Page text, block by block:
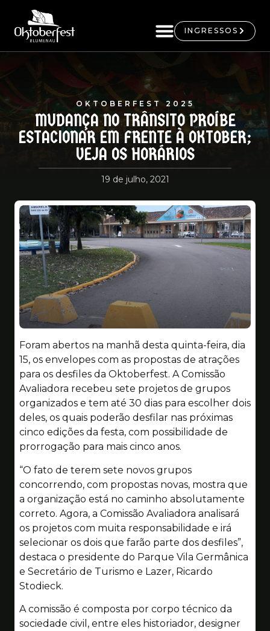
INGRESSOS
OKTOBERFEST 2025
MUDANÇA NO TRÂNSITO PROÍBE
ESTACIONAR EM FRENTE À OKTOBER;
VEJA OS HORÁRIOS
19 de julho, 2021
Foram abertos na manhã desta quinta-feira, dia
15, os envelopes com as propostas de atrações
para os desfiles da Oktoberfest. A Comissão
Avaliadora recebeu sete projetos de grupos
organizados e tem até 30 dias para escolher dois
deles, os quais poderão desfilar nas próximas
cinco edições da festa, com possibilidade de
prorrogação para mais cinco anos.
“O fato de terem sete novos grupos
concorrendo, com propostas novas, mostra que
a organização está no caminho absolutamente
correto. Agora, a Comissão Avaliadora analisará
os projetos com muita responsabilidade e irá
selecionar os dois que farão parte dos desfiles”,
destaca o presidente do Parque Vila Germânica
e Secretário de Turismo e Lazer, Ricardo
Stodieck.
A comissão é composta por corpo técnico da
sociedade civil, entre eles historiador, designer